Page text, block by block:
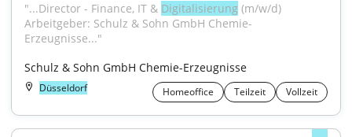
"...Director - Finance, IT & Digitalisierung (m/w/d)
Arbeitgeber: Schulz & Sohn GmbH Chemie-
Erzeugnisse..."
Schulz & Sohn GmbH Chemie-Erzeugnisse
Düsseldorf Homeoffice Teilzeit Vollzeit